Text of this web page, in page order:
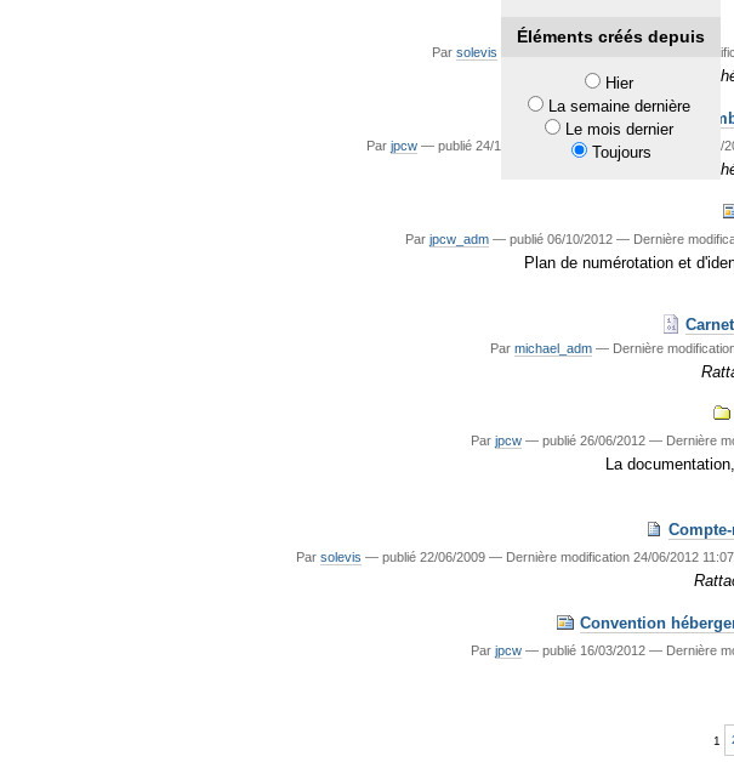
Éléments créés depuis
Hier
La semaine dernière
Le mois dernier
Toujours
Parsolevis Dernière
Par jpcw — publié24/10/2012 Dernière modification 17/11/
Par jpcw_adm — publié06/10/2012 — Dernière
Plan de numérotation et
Parmichael_adm — Dernière
Par jpcw — publié26/06/2012 — Dernière
La
Par solevis — publié22/06/2009 — Dernière modification24/06/2012 11:07
Convention
Par jpcw — publié16/03/2012 — Dernière
1